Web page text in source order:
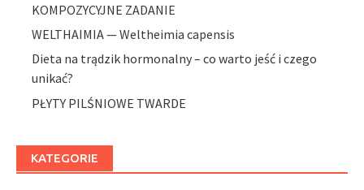
KOMPOZYCYJNE ZADANIE
WELTHAIMIA — Weltheimia capensis
Dieta na trądzik hormonalny – co warto jeść i czego
unikać?
PŁYTY PILŚNIOWE TWARDE
KATEGORIE